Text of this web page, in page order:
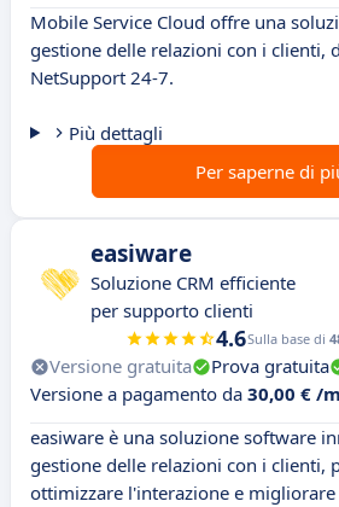
Mobile Service Cloud offre una
gestione delle relazioni con i clienti,
NetSupport 24-7.
Più dettagli
Per saperne di
easiware
Soluzione CRM efficiente
per supporto clienti
4.6Sulla base di
Versione gratuita Prova gratuita
Versione a pagamento da 30,00 € /
easiware è una soluzione software
gestione delle relazioni con i clienti,
ottimizzare l'interazione e migliorare